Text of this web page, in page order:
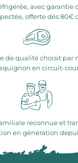
avec garantie
offerte dès 80€
de qualité choisit par
en circuit-
reconnue et
en génération